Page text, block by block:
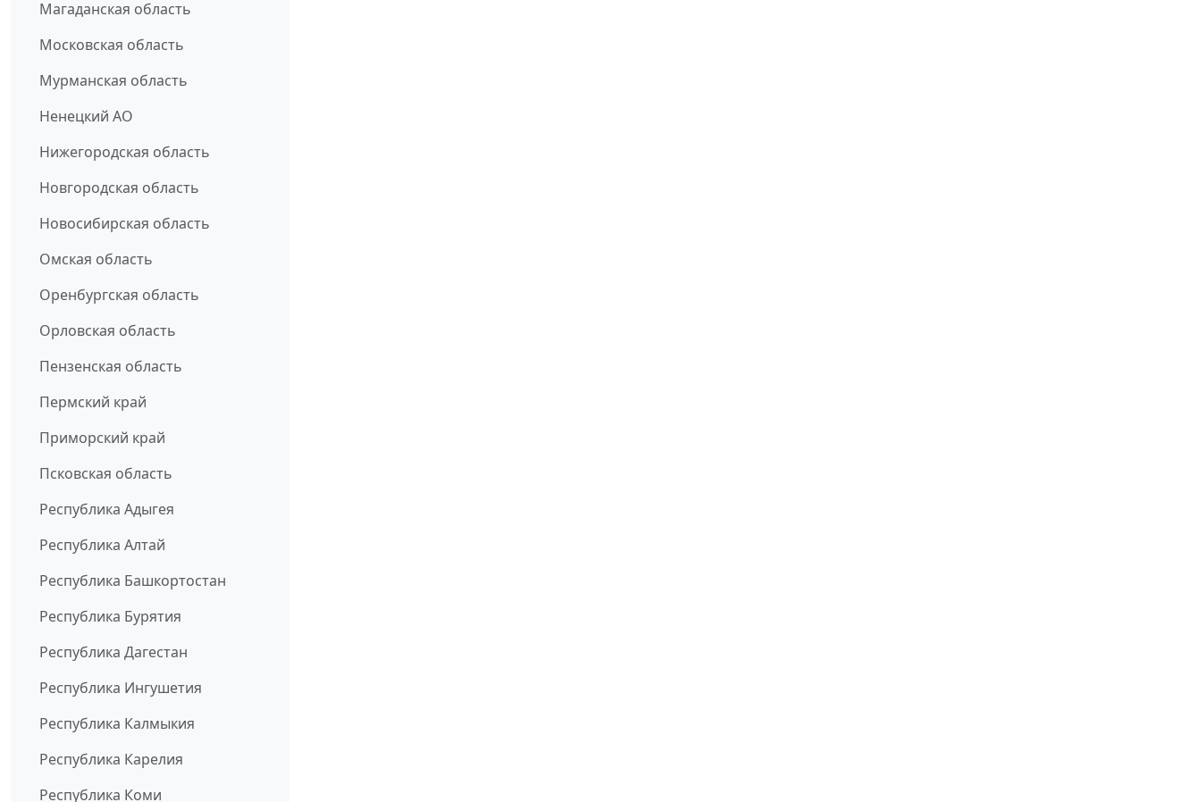
Магаданская область
Московская область
Мурманская область
Ненецкий АО
Нижегородская область
Новгородская область
Новосибирская область
Омская область
Оренбургская область
Орловская область
Пензенская область
Пермский край
Приморский край
Псковская область
Республика Адыгея
Республика Алтай
Республика Башкортостан
Республика Бурятия
Республика Дагестан
Республика Ингушетия
Республика Калмыкия
Республика Карелия
Республика Коми